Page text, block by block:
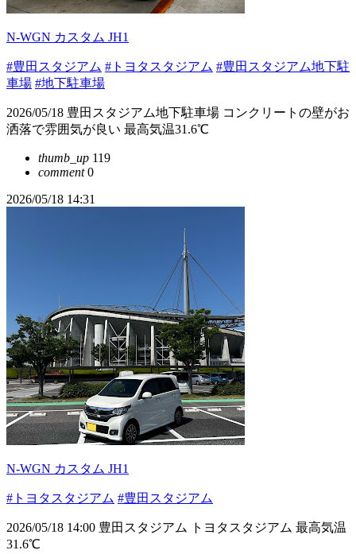
N-WGN カスタム JH1
#豊田スタジアム #トヨタスタジアム #豊田スタジアム地下駐
車場 #地下駐車場
2026/05/18 豊田スタジアム地下駐車場 コンクリートの壁がお
洒落で雰囲気が良い 最高気温31.6℃
thumb_up 119
comment0
2026/05/18 14:31
N-WGN カスタム JH1
#トヨタスタジアム #豊田スタジアム
2026/05/18 14:00 豊田スタジアム トヨタスタジアム 最高気温
31.6℃